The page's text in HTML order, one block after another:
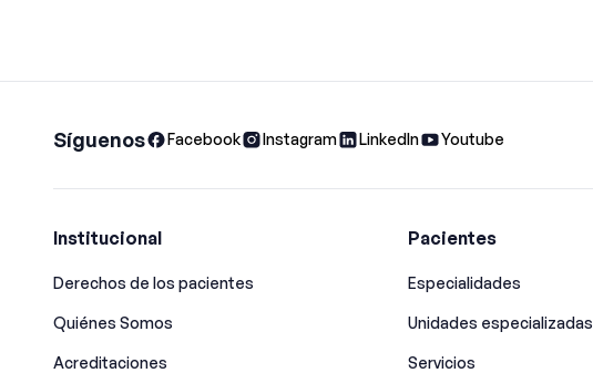
Síguenos Facebook Instagram LinkedIn Youtube
Institucional
Derechos de los pacientes
Quiénes Somos
Acreditaciones
Pacientes
Especialidades
Unidades especializadas
Servicios